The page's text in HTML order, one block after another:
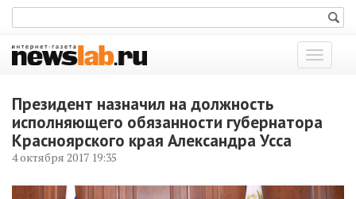
Показать
меню
Президент назначил на должность
исполняющего обязанности губернатора
Красноярского края Александра Усса
4 октября 2017 19:35